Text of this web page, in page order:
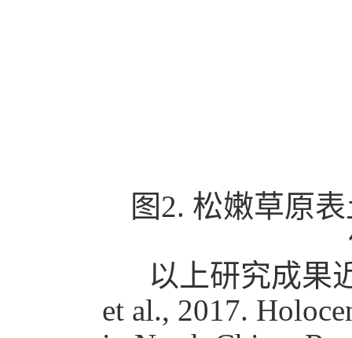
图2. 松嫩草原
以上研究成果
et al., 2017.